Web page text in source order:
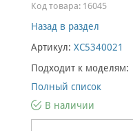
Код товара: 16045
Назад в раздел
Артикул: XC5340021
Подходит к моделям:
Полный список
В наличии